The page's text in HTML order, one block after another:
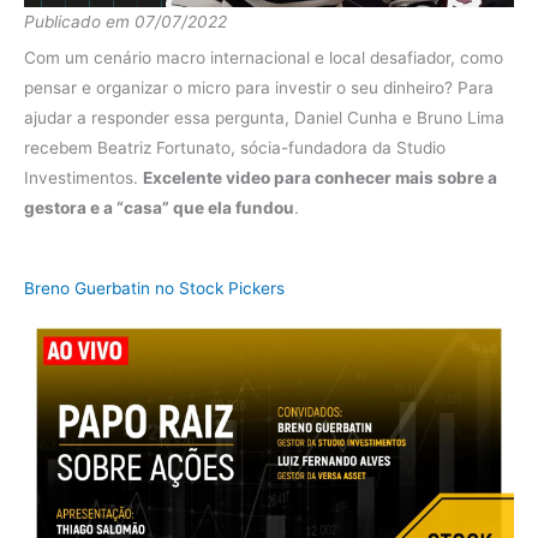
2019
Fundo 41.07%
Ibov 24.46%
diferença 16.61%
Fundo
diferença
19.76%
diferença 4.90%
2016
Fundo
Ibov 43.56%
Publicado em 07/07/2022
Com um cenário macro internacional e local desafiador, como
pensar e organizar o micro para investir o seu dinheiro? Para
ajudar a responder essa pergunta, Daniel Cunha e Bruno Lima
recebem Beatriz Fortunato, sócia-fundadora da Studio
Investimentos. Excelente video para conhecer mais sobre a
gestora e a “casa” que ela fundou.
Breno Guerbatin no Stock Pickers